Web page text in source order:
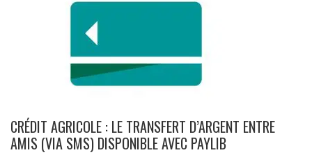
CRÉDIT AGRICOLE : LE TRANSFERT D’ARGENT ENTRE
AMIS (VIA SMS) DISPONIBLE AVEC PAYLIB